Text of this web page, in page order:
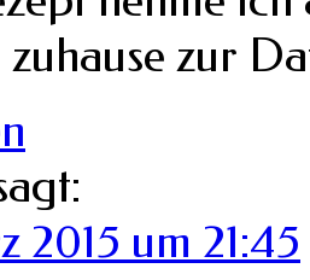
zuhause zur
2015 um 21:45